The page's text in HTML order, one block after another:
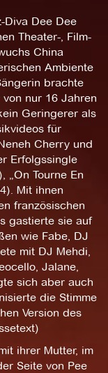
Diva Dee Dee
Theater-, Film-
China
Ambiente
brachte
nur 16 Jahren
Geringerer als
für
Cherry und
Erfolgssingle
„On Tourne En
Mit ihnen
französischen
gastierte sie auf
wie Fabe, DJ
mit DJ Mehdi,
Jalane,
sich aber auch
die Stimme
Version des
ihrer Mutter, im
Seite von Pee